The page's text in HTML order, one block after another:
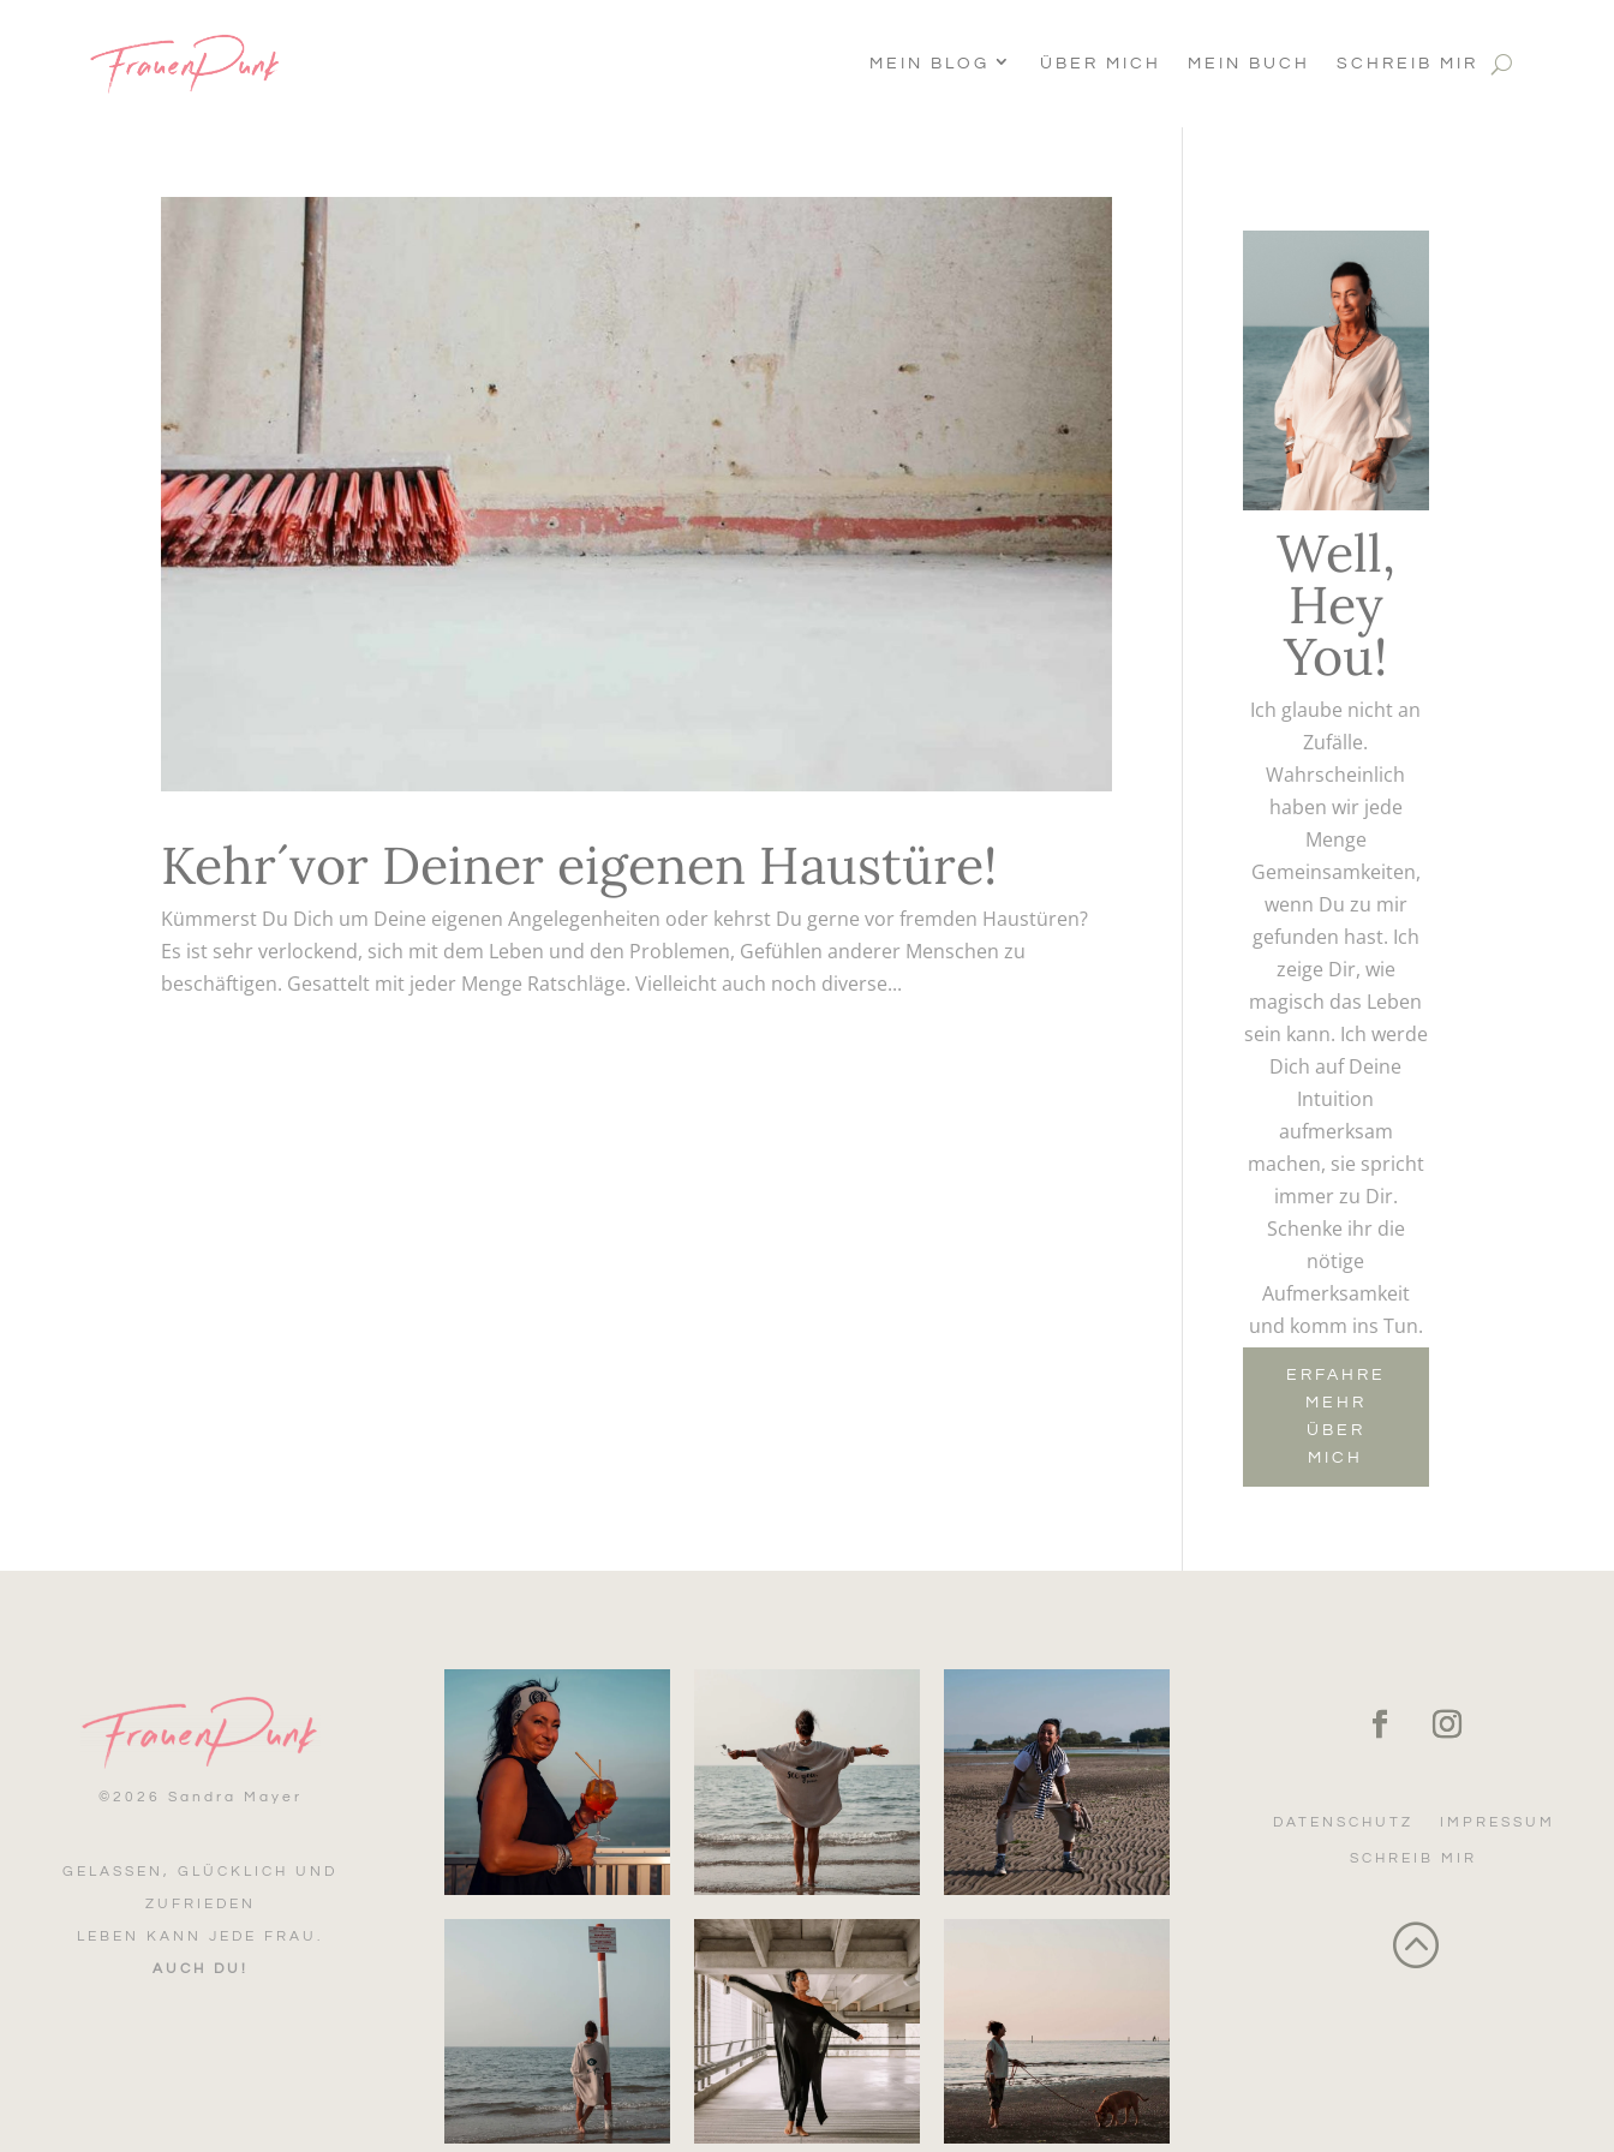
MEIN BLOG ÜBER MICH MEIN BUCH SCHREIB MIR
Kehr´vor Deiner eigenen Haustüre!
Kümmerst Du Dich um Deine eigenen Angelegenheiten oder kehrst Du gerne vor fremden Haustüren?
Es ist sehr verlockend, sich mit dem Leben und den Problemen, Gefühlen anderer Menschen zu
beschäftigen. Gesattelt mit jeder Menge Ratschläge. Vielleicht auch noch diverse...
Well,
Hey
You!
Ich glaube nicht an
Zufälle.
Wahrscheinlich
haben wir jede
Menge
Gemeinsamkeiten,
wenn Du zu mir
gefunden hast. Ich
zeige Dir, wie
magisch das Leben
sein kann. Ich werde
Dich auf Deine
Intuition
aufmerksam
machen, sie spricht
immer zu Dir.
Schenke ihr die
nötige
Aufmerksamkeit
und komm ins Tun.
ERFAHRE
MEHR
ÜBER
MICH
© 2026 Sandra Mayer
GELASSEN, GLÜCKLICH UND
ZUFRIEDEN
LEBEN KANN JEDE FRAU.
AUCH DU!
DATENSCHUTZ IMPRESSUM
SCHREIB MIR
: